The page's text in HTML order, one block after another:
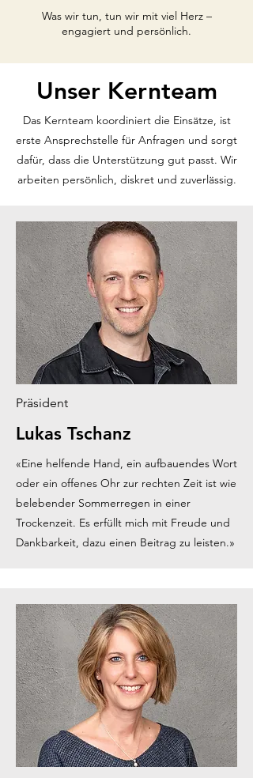
Was wir tun, tun wir mit viel Herz –
engagiert und persönlich.
Unser Kernteam
Das Kernteam koordiniert die Einsätze, ist
erste Ansprechstelle für Anfragen und sorgt
dafür, dass die Unterstützung gut passt. Wir
arbeiten persönlich, diskret und zuverlässig.
Präsident
Lukas Tschanz
«Eine helfende Hand, ein aufbauendes Wort
oder ein offenes Ohr zur rechten Zeit ist wie
belebender Sommerregen in einer
Trockenzeit. Es erfüllt mich mit Freude und
Dankbarkeit, dazu einen Beitrag zu leisten.»